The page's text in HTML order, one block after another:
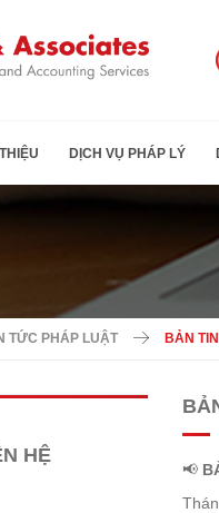
DỊCH VỤ PHÁP LÝ
TỨC PHÁP LUẬT BẢN
📢
HỆ